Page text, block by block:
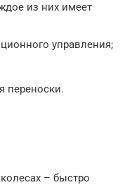
из них имеет
управления;
переноски.
– быстро